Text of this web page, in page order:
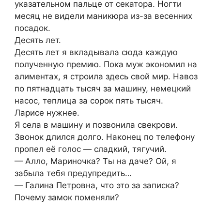
указательном пальце от секатора. Ногти
месяц не видели маникюра из-за весенних
посадок.
Десять лет.
Десять лет я вкладывала сюда каждую
полученную премию. Пока муж экономил на
алиментах, я строила здесь свой мир. Навоз
по пятнадцать тысяч за машину, немецкий
насос, теплица за сорок пять тысяч.
Ларисе нужнее.
Я села в машину и позвонила свекрови.
Звонок длился долго. Наконец по телефону
пропел её голос — сладкий, тягучий.
— Алло, Мариночка? Ты на даче? Ой, я
забыла тебя предупредить…
— Галина Петровна, что это за записка?
Почему замок поменяли?